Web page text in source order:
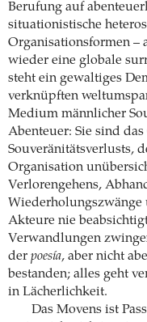
Berufung auf
situationistische
Organisationsformen –
wieder eine globale
steht ein gewaltiges
verknüpften
Medium männlicher
Abenteuer: Sie sind
Souveränitätsverlusts,
Organisation
Verlorengehens,
Akteure nie
Verwandlungen
der poesía, aber nicht
bestanden; alles geht
in Lächerlichkeit.
Das Movens ist